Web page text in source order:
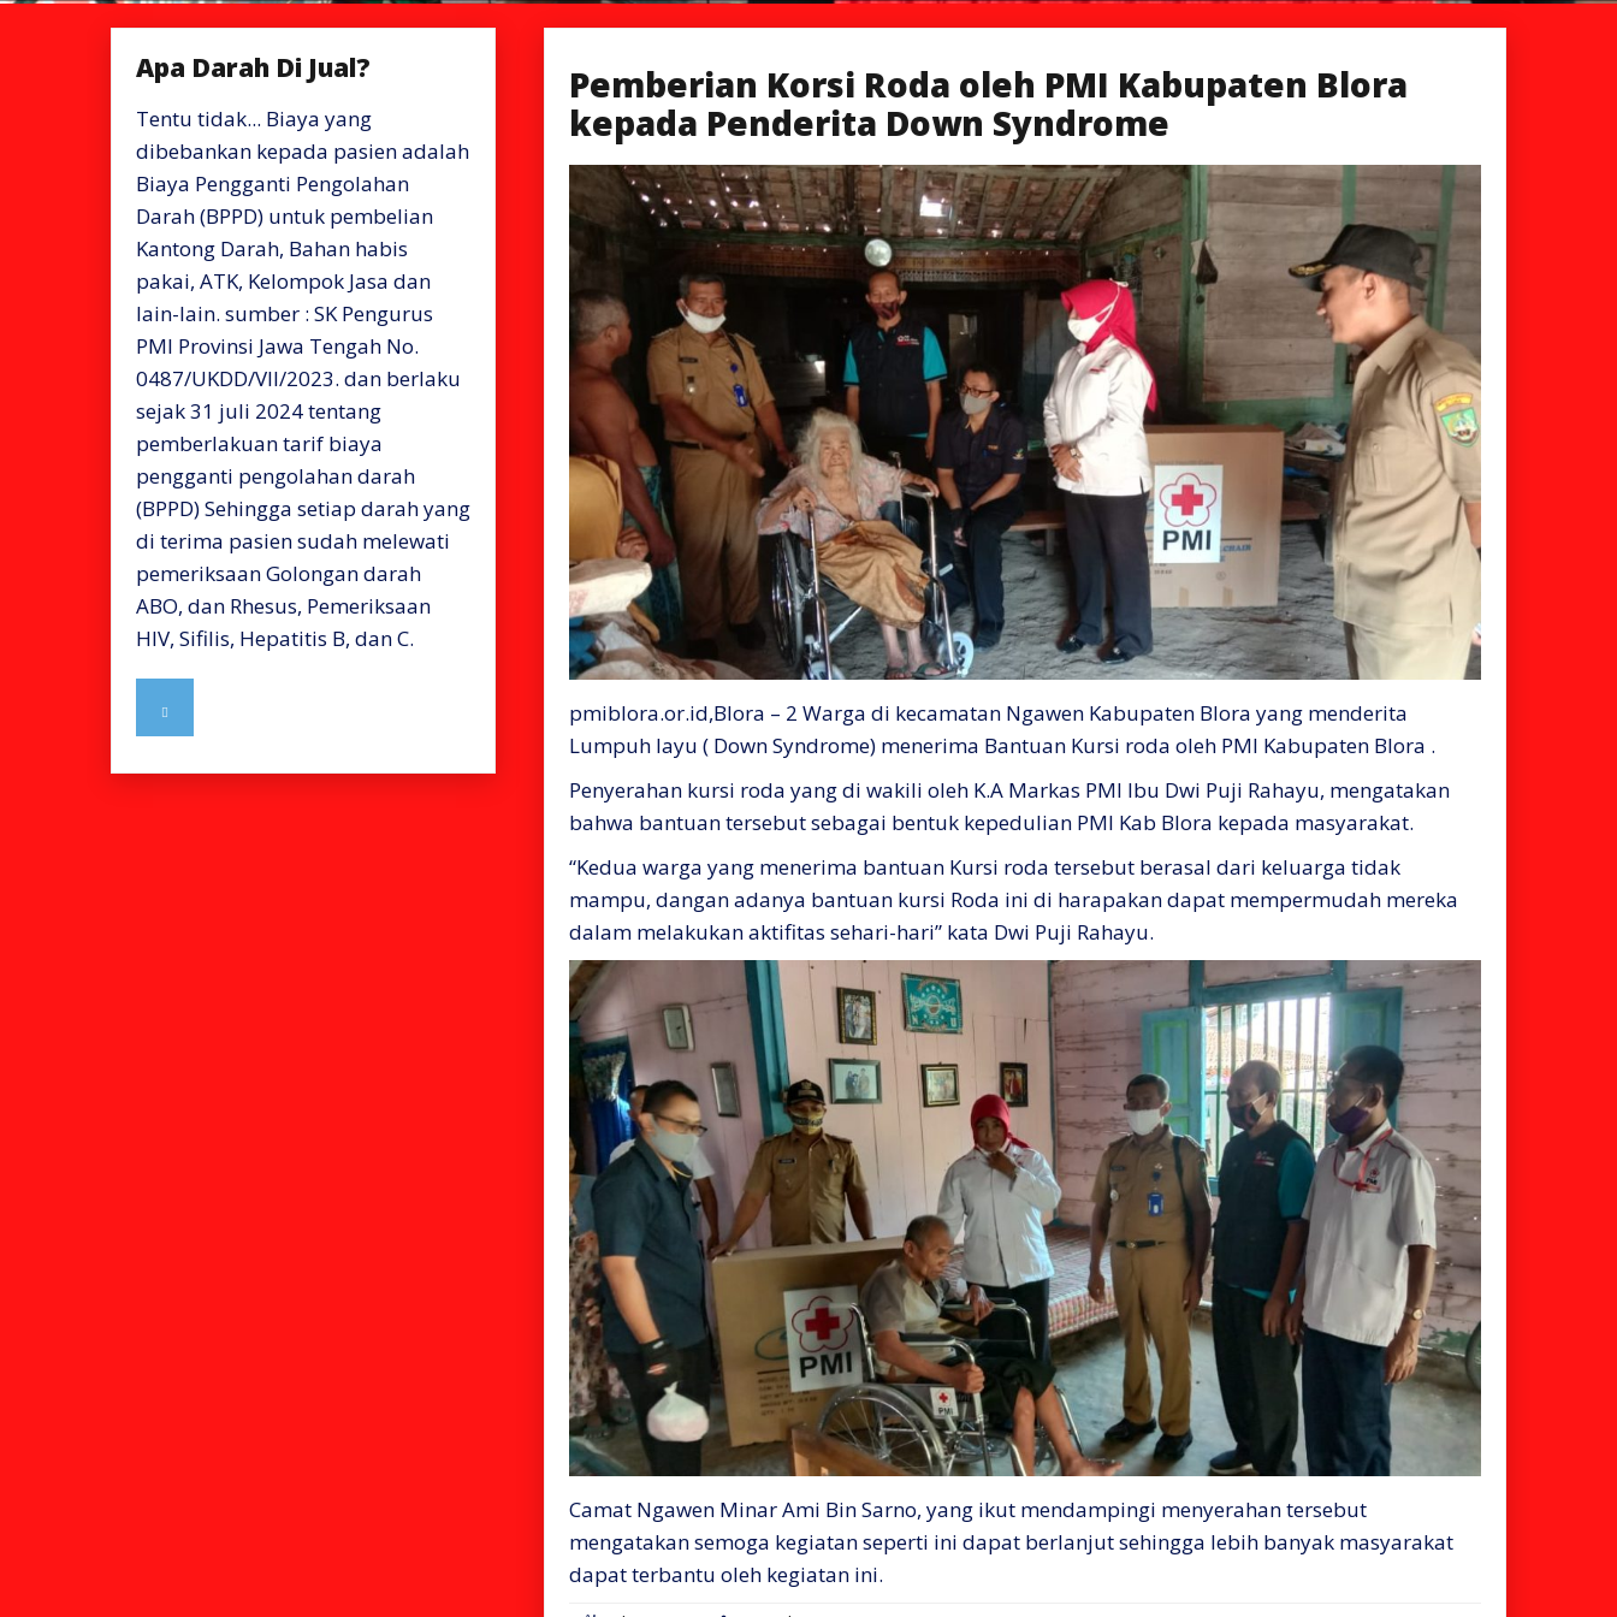
Pemberian Korsi Roda oleh PMI Kabupaten Blora
kepada Penderita Down Syndrome
pmiblora.or.id,Blora – 2 Warga di kecamatan Ngawen Kabupaten Blora yang menderita
Lumpuh layu ( Down Syndrome) menerima Bantuan Kursi roda oleh PMI Kabupaten Blora .
Penyerahan kursi roda yang di wakili oleh K.A Markas PMI Ibu Dwi Puji Rahayu, mengatakan
bahwa bantuan tersebut sebagai bentuk kepedulian PMI Kab Blora kepada masyarakat.
“Kedua warga yang menerima bantuan Kursi roda tersebut berasal dari keluarga tidak
mampu, dangan adanya bantuan kursi Roda ini di harapakan dapat mempermudah mereka
dalam melakukan aktifitas sehari-hari” kata Dwi Puji Rahayu.
Camat Ngawen Minar Ami Bin Sarno, yang ikut mendampingi menyerahan tersebut
mengatakan semoga kegiatan seperti ini dapat berlanjut sehingga lebih banyak masyarakat
dapat terbantu oleh kegiatan ini.
Apa Darah Di Jual?
Tentu tidak... Biaya yang
dibebankan kepada pasien adalah
Biaya Pengganti Pengolahan
Darah (BPPD) untuk pembelian
Kantong Darah, Bahan habis
pakai, ATK, Kelompok Jasa dan
lain-lain. sumber : SK Pengurus
PMI Provinsi Jawa Tengah No.
0487/UKDD/VII/2023. dan berlaku
sejak 31 juli 2024 tentang
pemberlakuan tarif biaya
pengganti pengolahan darah
(BPPD) Sehingga setiap darah yang
di terima pasien sudah melewati
pemeriksaan Golongan darah
ABO, dan Rhesus, Pemeriksaan
HIV, Sifilis, Hepatitis B, dan C.